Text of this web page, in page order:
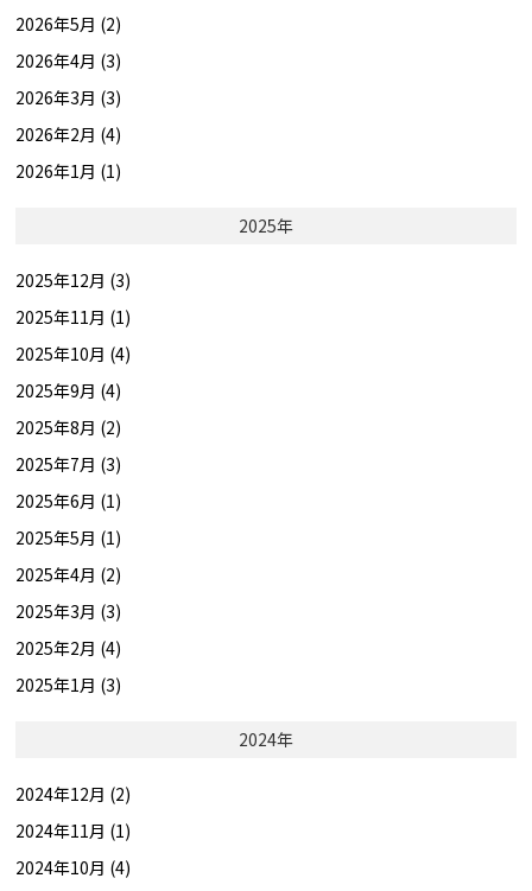
2026年5月 (2)
2026年4月 (3)
2026年3月 (3)
2026年2月 (4)
2026年1月 (1)
2025年
2025年12月 (3)
2025年11月 (1)
2025年10月 (4)
2025年9月 (4)
2025年8月 (2)
2025年7月 (3)
2025年6月 (1)
2025年5月 (1)
2025年4月 (2)
2025年3月 (3)
2025年2月 (4)
2025年1月 (3)
2024年
2024年12月 (2)
2024年11月 (1)
2024年10月 (4)